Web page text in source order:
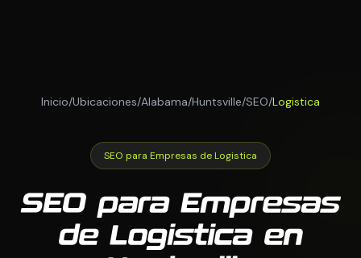
Inicio/Ubicaciones/Alabama/Huntsville/SEO/Logistica
SEO para Empresas de Logistica
SEO para Empresas
de Logistica en